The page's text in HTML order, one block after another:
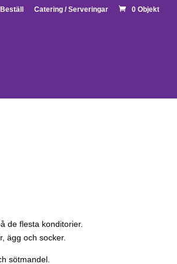
Beställ Catering / Serveringar 0 Objekt
de flesta konditorier.
ägg och socker.
sötmandel.